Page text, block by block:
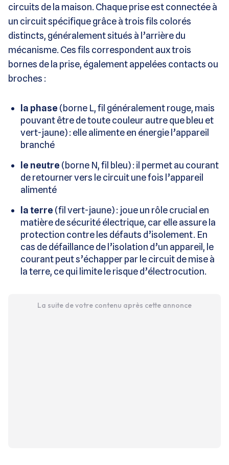
circuits de la maison. Chaque prise est connectée à
un circuit spécifique grâce à trois fils colorés
distincts, généralement situés à l’arrière du
mécanisme. Ces fils correspondent aux trois
bornes de la prise, également appelées contacts ou
broches :
la phase (borne L, fil généralement rouge, mais
pouvant être de toute couleur autre que bleu et
vert-jaune) : elle alimente en énergie l’appareil
branché
le neutre (borne N, fil bleu) : il permet au courant
de retourner vers le circuit une fois l’appareil
alimenté
la terre (fil vert-jaune) : joue un rôle crucial en
matière de sécurité électrique, car elle assure la
protection contre les défauts d’isolement. En
cas de défaillance de l’isolation d’un appareil, le
courant peut s’échapper par le circuit de mise à
la terre, ce qui limite le risque d’électrocution.
La suite de votre contenu après cette annonce